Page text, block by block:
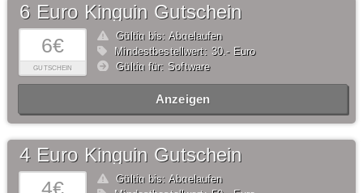
6€
GUTSCHEIN
6 Euro Kinguin Gutschein
Gültig bis: Abgelaufen
Mindestbestellwert: 30,- Euro
Gültig für: Software
Anzeigen
4€
4 Euro Kinguin Gutschein
Gültig bis: Abgelaufen